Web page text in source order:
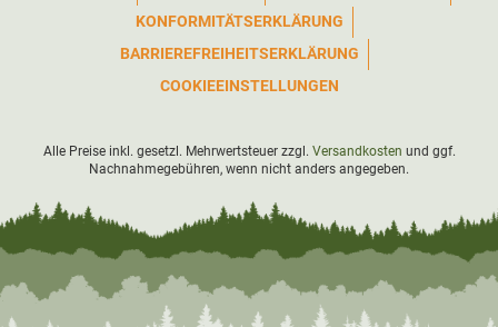
KONFORMITÄTSERKLÄRUNG
BARRIEREFREIHEITSERKLÄRUNG
COOKIEEINSTELLUNGEN
Alle Preise inkl. gesetzl. Mehrwertsteuer zzgl. Versandkosten und ggf.
Nachnahmegebühren, wenn nicht anders angegeben.